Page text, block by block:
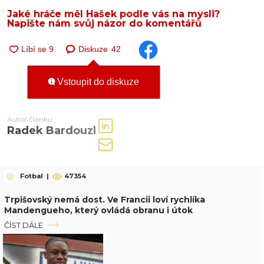
Jaké hráče měl Hašek podle vás na mysli?
Napište nám svůj názor do komentářů
Diskuze 42
Vstoupit do diskuze
Autor článku
Radek Bardouzl
Fotbal | 47354
Trpišovský nemá dost. Ve Francii loví rychlíka
Mandengueho, který ovládá obranu i útok
ČÍST DÁLE